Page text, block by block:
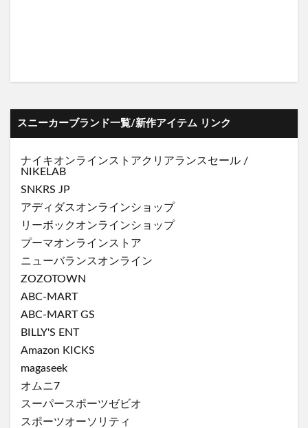
スニーカーブランド一覧/新作アイテム リンク
ナイキオンラインストアクリアランスセール /
NIKELAB
SNKRS JP
アディダスオンラインショップ
リーボックオンラインショップ
プーマオンラインストア
ニューバランスオンライン
ZOZOTOWN
ABC-MART
ABC-MART GS
BILLY'S ENT
Amazon KICKS
magaseek
オムニ7
スーパースポーツゼビオ
スポーツオーソリティ